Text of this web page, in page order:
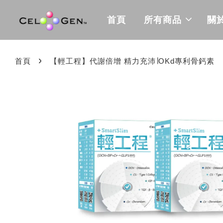
首頁 所有商品 關
首頁 › 【輕工程】代謝倍增 精力充沛∣OKd專利骨鈣素